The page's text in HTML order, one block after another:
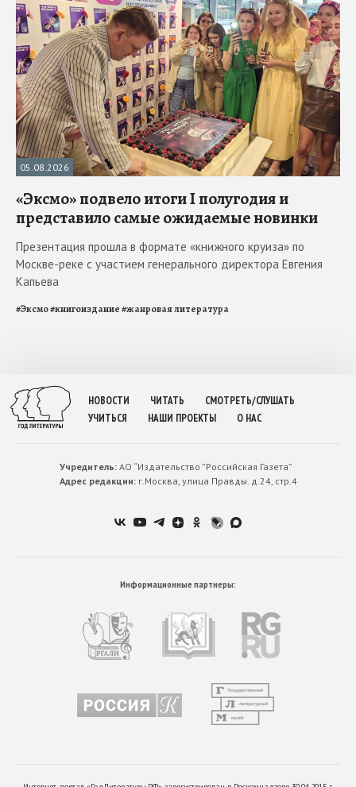
05.08.2026
«Эксмо» подвело итоги I полугодия и
представило самые ожидаемые новинки
Презентация прошла в формате «книжного круиза» по
Москве-реке с участием генерального директора Евгения
Капьева
#Эксмо#книгоиздание#жанровая литература
НОВОСТИ ЧИТАТЬ
СМОТРЕТЬ/СЛУШАТЬ
УЧИТЬСЯ
НАШИ ПРОЕКТЫ О НАС
Учредитель:АО “Издательство ”Российская Газета”
Адрес редакции:г.Москва, улица Правды. д.24, стр.4
Информационные партнеры: